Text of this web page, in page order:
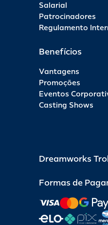
Salarial
Patrocinadores
Regulamento
Benefícios
Vantagens
Promoções
Eventos
Casting Shows
Dreamworks
Formas de